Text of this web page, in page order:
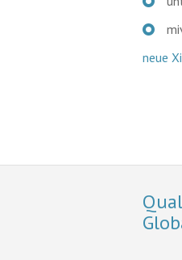
neue